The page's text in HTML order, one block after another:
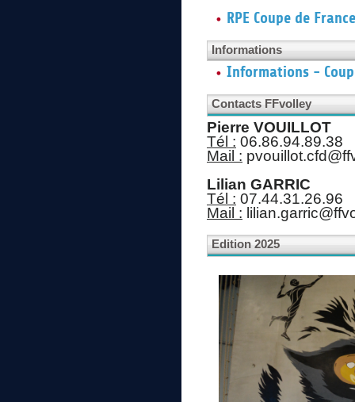
RPE Coupe de
Informations
Informations -
Contacts FFvolley
Pierre VOUILLOT
Tél : 06.86.94.89.38
Mail :
Lilian GARRIC
Tél : 07.44.31.26.96
Mail :
Edition 2025